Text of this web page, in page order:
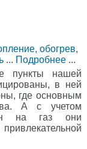
обогрев,
... Подробнее ...
пункты нашей
в ней
где основным
А с учетом
на газ они